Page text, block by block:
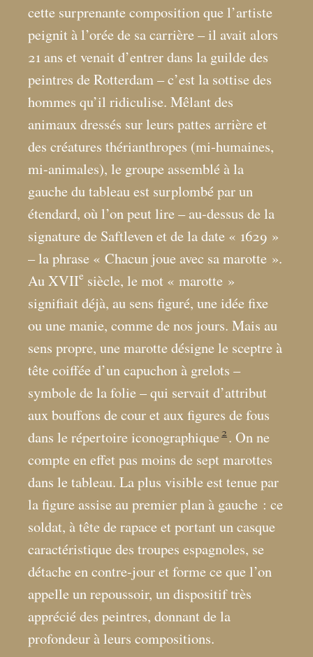
cette surprenante composition que l’artiste
peignit à l’orée de sa carrière – il avait alors
21 ans et venait d’entrer dans la guilde des
peintres de Rotterdam – c’est la sottise des
hommes qu’il ridiculise. Mêlant des
animaux dressés sur leurs pattes arrière et
des créatures thérianthropes (mi-humaines,
mi-animales), le groupe assemblé à la
gauche du tableau est surplombé par un
étendard, où l’on peut lire – au-dessus de la
signature de Saftleven et de la date « 1629 »
– la phrase « Chacun joue avec sa marotte ».
Au XVIIe siècle, le mot « marotte »
signifiait déjà, au sens figuré, une idée fixe
ou une manie, comme de nos jours. Mais au
sens propre, une marotte désigne le sceptre à
tête coiffée d’un capuchon à grelots –
symbole de la folie – qui servait d’attribut
aux bouffons de cour et aux figures de fous
dans le répertoire iconographique 2 . On ne
compte en effet pas moins de sept marottes
dans le tableau. La plus visible est tenue par
la figure assise au premier plan à gauche : ce
soldat, à tête de rapace et portant un casque
caractéristique des troupes espagnoles, se
détache en contre-jour et forme ce que l’on
appelle un repoussoir, un dispositif très
apprécié des peintres, donnant de la
profondeur à leurs compositions.